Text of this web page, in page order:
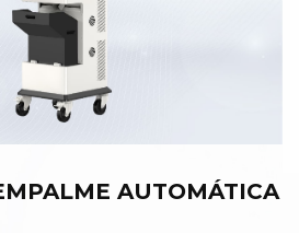
AUTOMÁTICA